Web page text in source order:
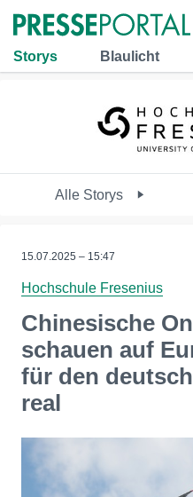
Storys Blaulicht
Alle Storys
15.07.2025 – 15:47
Hochschule Fresenius
Chinesische
schauen auf
für den
real